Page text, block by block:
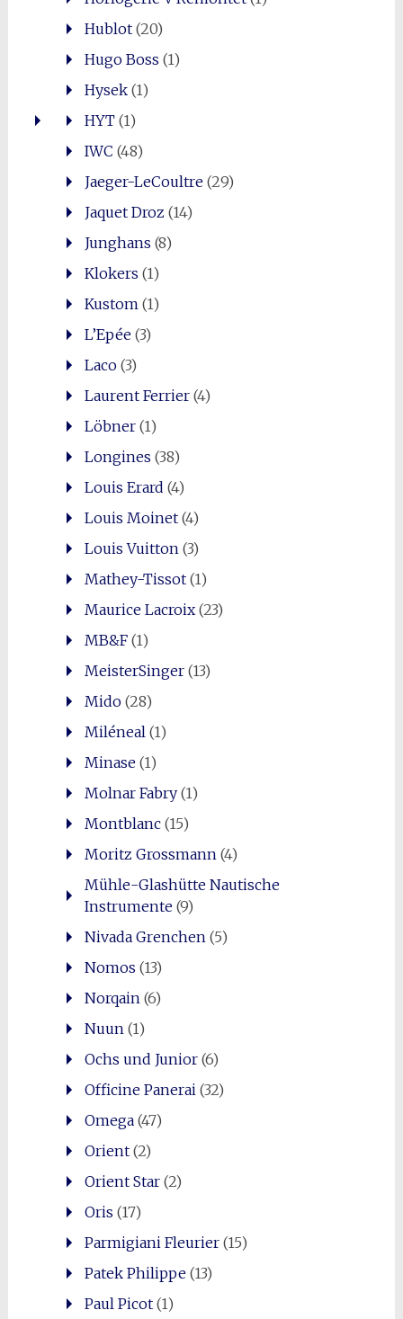
Hublot(20)
Hugo Boss (1)
Hysek(1)
HYT(1)
IWC (48)
Jaeger-LeCoultre(29)
Jaquet Droz (14)
Junghans (8)
Klokers (1)
Kustom (1)
L’Epée(3)
Laco(3)
Laurent Ferrier(4)
Löbner(1)
Longines (38)
Louis Erard (4)
Louis Moinet(4)
Louis Vuitton (3)
Mathey-Tissot(1)
Maurice Lacroix(23)
MB&F(1)
MeisterSinger(13)
Mido(28)
Miléneal (1)
Minase(1)
Molnar Fabry(1)
Montblanc(15)
Moritz Grossmann (4)
Mühle-Glashütte Nautische
Instrumente(9)
Nivada Grenchen (5)
Nomos (13)
Norqain (6)
Nuun (1)
Ochs und Junior(6)
Officine Panerai (32)
Omega(47)
Orient(2)
Orient Star(2)
Oris (17)
Parmigiani Fleurier(15)
Patek Philippe(13)
Paul Picot(1)